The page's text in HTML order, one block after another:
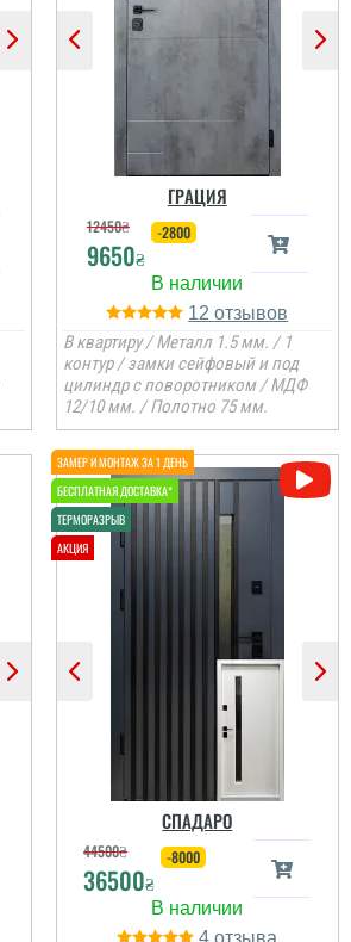
Віктор
Сервіс на рівні,
прибрали. Загалом
непогано
читати всі відгуки
ГРАЦИЯ
12450₴
9650₴
-2800
12
В квартиру / Металл 1.5 мм. / 1
контур / замки сейфовый и под
цилиндр с поворотником / МДФ
12/10 мм. / Полотно 75 мм.
СПАДАРО
44500₴
36500₴
-8000
4